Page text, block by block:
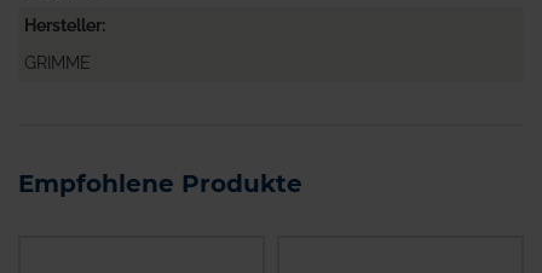
Hersteller
GRIMME
Empfohlene Produkte